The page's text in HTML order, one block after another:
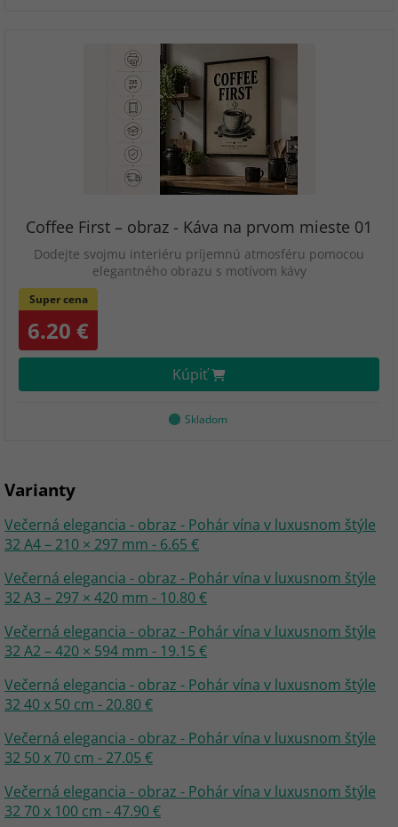
Coffee First – obraz - Káva na prvom mieste 01
Dodejte svojmu interiéru príjemnú atmosféru pomocou
elegantného obrazu s motívom kávy
Super cena
6.20 €
Kúpiť
Skladom
Varianty
Večerná elegancia - obraz - Pohár vína v luxusnom štýle
32 A4 – 210 × 297 mm - 6.65 €
Večerná elegancia - obraz - Pohár vína v luxusnom štýle
32 A3 – 297 × 420 mm - 10.80 €
Večerná elegancia - obraz - Pohár vína v luxusnom štýle
32 A2 – 420 × 594 mm - 19.15 €
Večerná elegancia - obraz - Pohár vína v luxusnom štýle
32 40 x 50 cm - 20.80 €
Večerná elegancia - obraz - Pohár vína v luxusnom štýle
32 50 x 70 cm - 27.05 €
Večerná elegancia - obraz - Pohár vína v luxusnom štýle
32 70 x 100 cm - 47.90 €